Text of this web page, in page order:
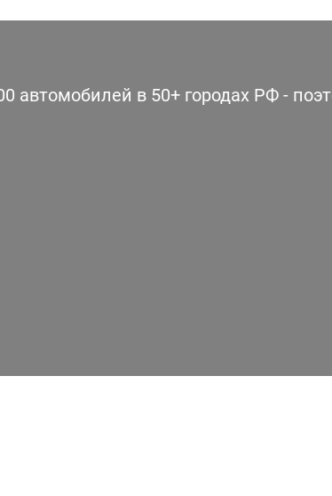
автомобилей в 50+ городах РФ -